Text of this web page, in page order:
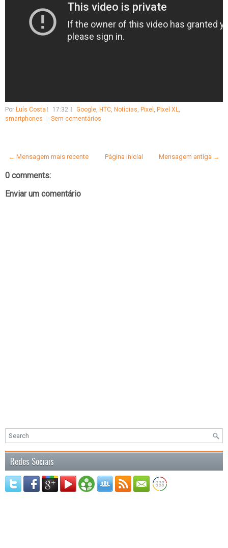
Por Luís Costa 17:32 Google, HTC, Notícias, Pixel , Pixel XL,
smartphones
Sem comentários
← Mensagem mais recente Mensagem antiga →
Página inicial
0 comments:
Enviar um comentário
Redes Sociais